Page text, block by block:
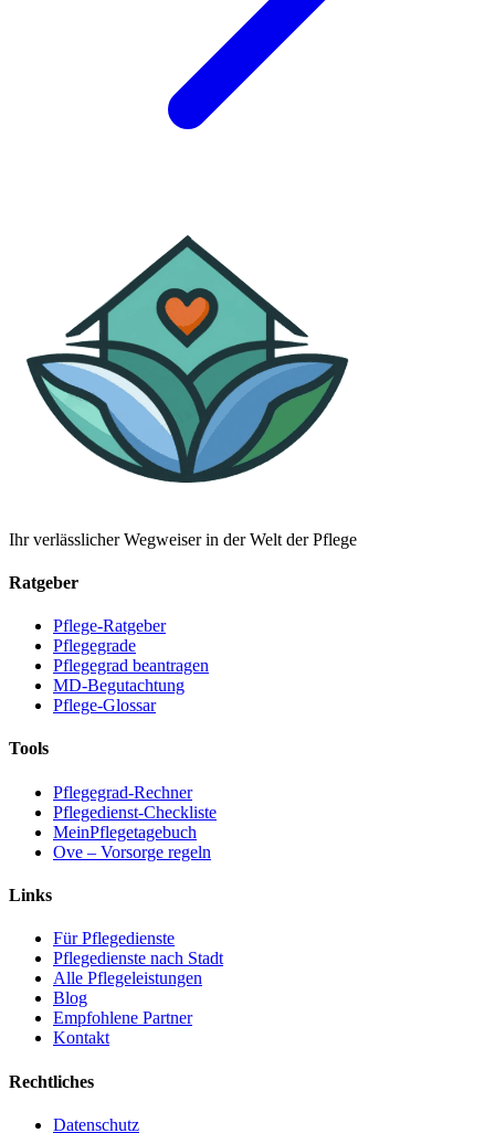
Ihr verlässlicher Wegweiser in der Welt der Pflege
Ratgeber
Pflege-Ratgeber
Pflegegrade
Pflegegrad beantragen
MD-Begutachtung
Pflege-Glossar
Tools
Pflegegrad-Rechner
Pflegedienst-Checkliste
MeinPflegetagebuch
Ove – Vorsorge regeln
Links
Für Pflegedienste
Pflegedienste nach Stadt
Alle Pflegeleistungen
Blog
Empfohlene Partner
Kontakt
Rechtliches
Datenschutz